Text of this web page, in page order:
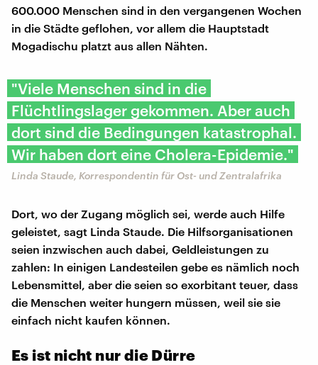
600.000 Menschen sind in den vergangenen Wochen
in die Städte geflohen, vor allem die Hauptstadt
Mogadischu platzt aus allen Nähten.
"Viele Menschen sind in die
Flüchtlingslager gekommen. Aber auch
dort sind die Bedingungen katastrophal.
Wir haben dort eine Cholera-Epidemie."
Linda Staude, Korrespondentin für Ost- und Zentralafrika
Dort, wo der Zugang möglich sei, werde auch Hilfe
geleistet, sagt Linda Staude. Die Hilfsorganisationen
seien inzwischen auch dabei, Geldleistungen zu
zahlen: In einigen Landesteilen gebe es nämlich noch
Lebensmittel, aber die seien so exorbitant teuer, dass
die Menschen weiter hungern müssen, weil sie sie
einfach nicht kaufen können.
Es ist nicht nur die Dürre